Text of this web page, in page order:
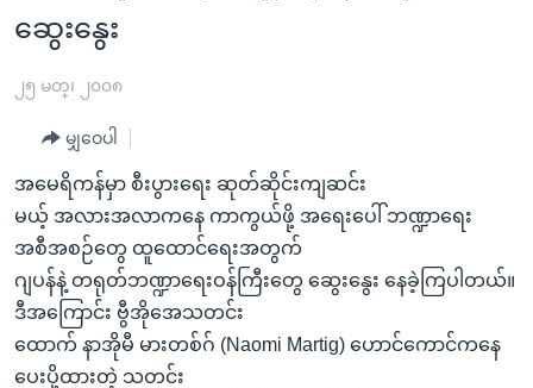
များ
ပင်မ
ကျော်
ကြည့်
ရန်
ပင်မ
အ
ညွန်း
စာမျက်နှာ
နိုင်ငံတကာ
အစ္စရေး-ပါလက်စတိုင်း
ဗွီဒီယို
အင်္ဂလိပ်စာလေ့လာမယ်
အမေရိကန်သုံးအီဒီယံ
မကြေးမုံရဲ့ အင်္ဂလိပ်စာ
ရုပ်ရှင်ထဲက အင်္ဂလိပ်စာ
သုတပဒေသာ အင်္ဂလိပ်စာ
အပတ်စဉ်ကဏ္ဍများ
ရေဒီယို
တီဗွီ
ရေဒီယိုနှင့်ရုပ်သံ အချက်အလက်များ
ရေဒီယို/တီဗွီအစီအစဉ်
Learning English
ဆွေးနွေး
၂၅ မတ္၊ ၂၀၀၈
မျှဝေပါ
အမေရိကန်မှာ စီးပွားရေး ဆုတ်ဆိုင်းကျဆင်း
မယ့် အလားအလာကနေ ကာကွယ်ဖို့ အရေးပေါ် ဘဏ္ဍာရေး
အစီအစဉ်တွေ ထူထောင်ရေးအတွက်
ဂျပန်နဲ့ တရုတ်ဘဏ္ဍာရေးဝန်ကြီးတွေ ဆွေးနွေး နေခဲ့ကြပါတယ်။
ဒီအကြောင်း ဗွီအိုအေသတင်း
ထောက် နာအိုမီ မားတစ်ဂ် (Naomi Martig) ဟောင်ကောင်ကနေ
ပေးပို့ထားတဲ့ သတင်း